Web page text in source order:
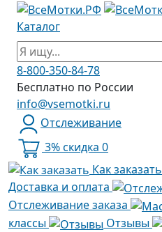
Каталог
8-800-350-84-78
Бесплатно по России
info@vsemotki.ru
Отслеживание
3% скидка 0
Как заказать
Доставка и оплата
Отслеживание заказа
классы
Отзывы